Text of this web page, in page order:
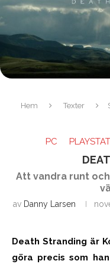
Hem Texter
PC
Att vandra runt
av Danny Larsen
Death Stranding är
göra precis som